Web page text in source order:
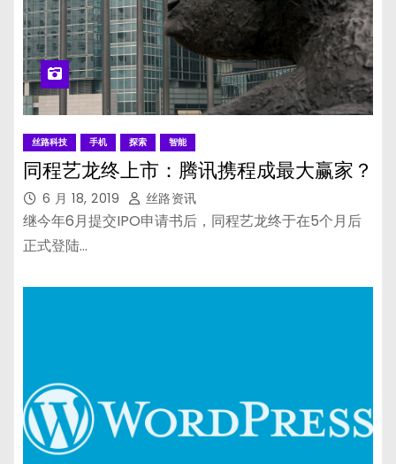
丝路科技 手机 探索 智能
同程艺龙终上市：腾讯携程成最大赢家？
6 月 18, 2019 丝路资讯
继今年6月提交IPO申请书后，同程艺龙终于在5个月后
正式登陆…